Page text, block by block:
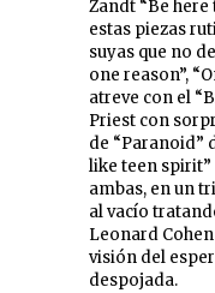
Zandt “Be
estas piezas
suyas que no
one reason”,
atreve con el
Priest con
de “Paranoid”
like teen
ambas, en un
al vacío
Leonard
visión del
despojada.